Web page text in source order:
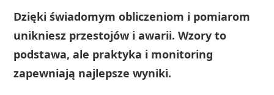
Dzięki świadomym obliczeniom i pomiarom
unikniesz przestojów i awarii. Wzory to
podstawa, ale praktyka i monitoring
zapewniają najlepsze wyniki.